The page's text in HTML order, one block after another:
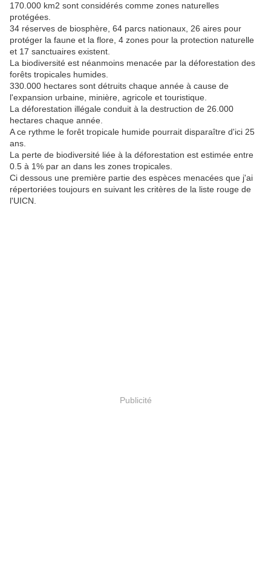
170.000 km2 sont considérés comme zones naturelles
protégées.
34 réserves de biosphère, 64 parcs nationaux, 26 aires pour
protéger la faune et la flore, 4 zones pour la protection naturelle
et 17 sanctuaires existent.
La biodiversité est néanmoins menacée par la déforestation des
forêts tropicales humides.
330.000 hectares sont détruits chaque année à cause de
l'expansion urbaine, minière, agricole et touristique.
La déforestation illégale conduit à la destruction de 26.000
hectares chaque année.
A ce rythme le forêt tropicale humide pourrait disparaître d'ici 25
ans.
La perte de biodiversité liée à la déforestation est estimée entre
0.5 à 1% par an dans les zones tropicales.
Ci dessous une première partie des espèces menacées que j'ai
répertoriées toujours en suivant les critères de la liste rouge de
l'UICN.
Publicité